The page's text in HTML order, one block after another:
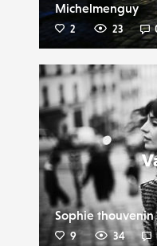
Michelmenguy
2 23
Sophie thouvenin
9 34